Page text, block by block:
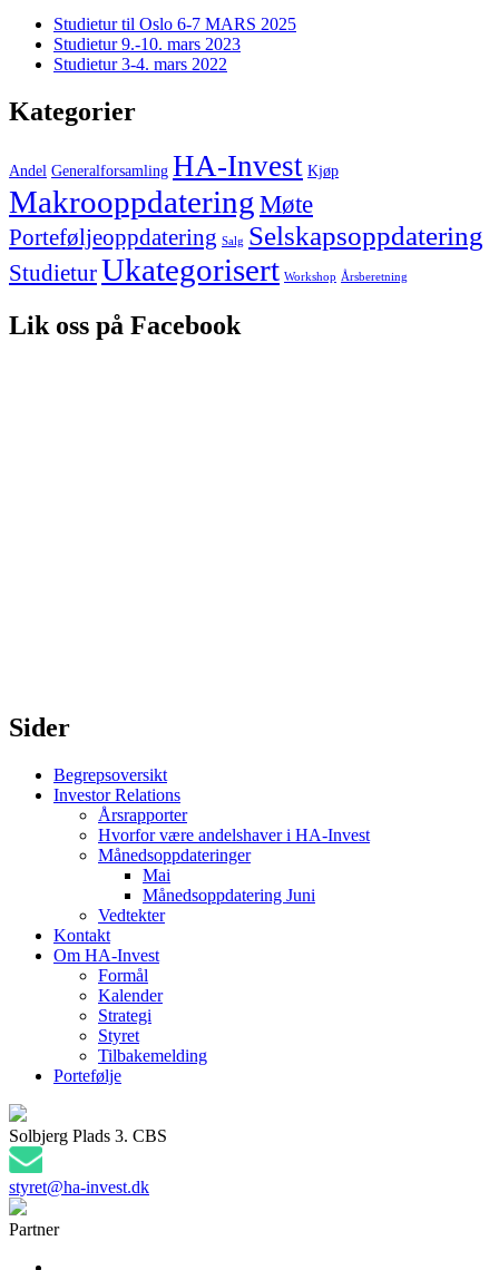
Studietur til Oslo 6-7 MARS 2025
Studietur 9.-10. mars 2023
Studietur 3-4. mars 2022
Kategorier
Andel Generalforsamling HA-Invest Kjøp
MakrooppdateringMøte
Porteføljeoppdatering Salg Selskapsoppdatering
StudieturUkategorisert Workshop Årsberetning
Lik oss på Facebook
Sider
Begrepsoversikt
Investor Relations
Årsrapporter
Hvorfor være andelshaver i HA-Invest
Månedsoppdateringer
Mai
Månedsoppdatering Juni
Vedtekter
Kontakt
Om HA-Invest
Formål
Kalender
Strategi
Styret
Tilbakemelding
Portefølje
Solbjerg Plads 3. CBS
styret@ha-invest.dk
Partner